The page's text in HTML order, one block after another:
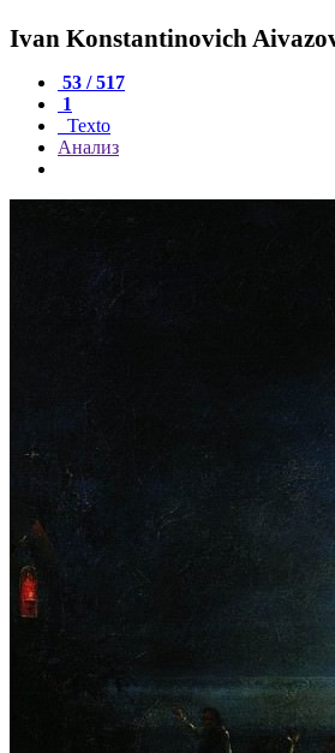
Ivan Konstantinovich
53 / 517
1
Texto
Анализ